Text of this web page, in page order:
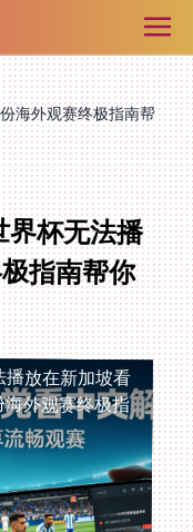
海外观赛终极指南帮
界杯无法播
指南帮你
播放在新加坡看
CCTV5世界杯无法播放？这份海外观赛终极指